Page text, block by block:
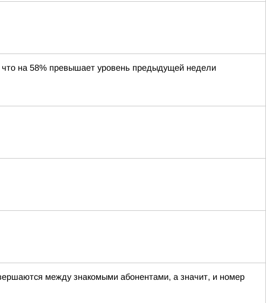
на 58% превышает уровень предыдущей недели
между знакомыми абонентами, а значит, и номер